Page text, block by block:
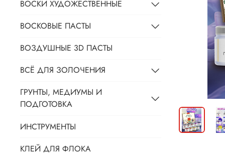
ВОСКИ ХУДОЖЕСТВЕННЫЕ
ВОСКОВЫЕ ПАСТЫ
ВОЗДУШНЫЕ 3D ПАСТЫ
ВСЁ ДЛЯ ЗОЛОЧЕНИЯ
ГРУНТЫ, МЕДИУМЫ И
ПОДГОТОВКА
ИНСТРУМЕНТЫ
КЛЕЙ ДЛЯ ФЛОКА